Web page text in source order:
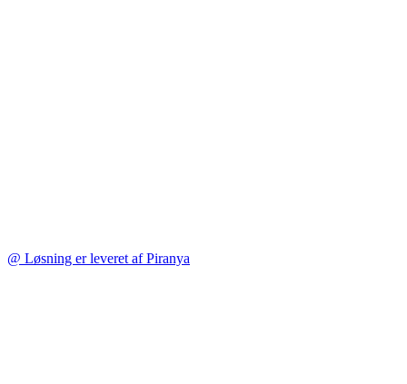
@ Løsning er leveret af Piranya